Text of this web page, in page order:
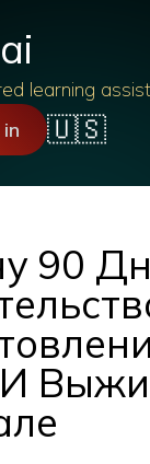
learning
🇺🇸
90